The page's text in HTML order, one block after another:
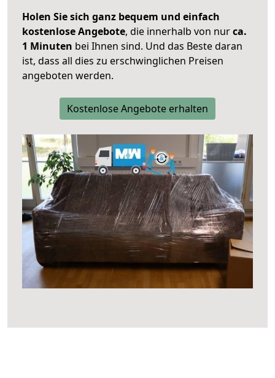
Holen Sie sich ganz bequem und einfach
kostenlose Angebote, die innerhalb von nurca.
1 Minuten bei Ihnen sind. Und das Beste daran
ist, dass all dies zu erschwinglichen Preisen
angeboten werden.
Kostenlose Angebote erhalten